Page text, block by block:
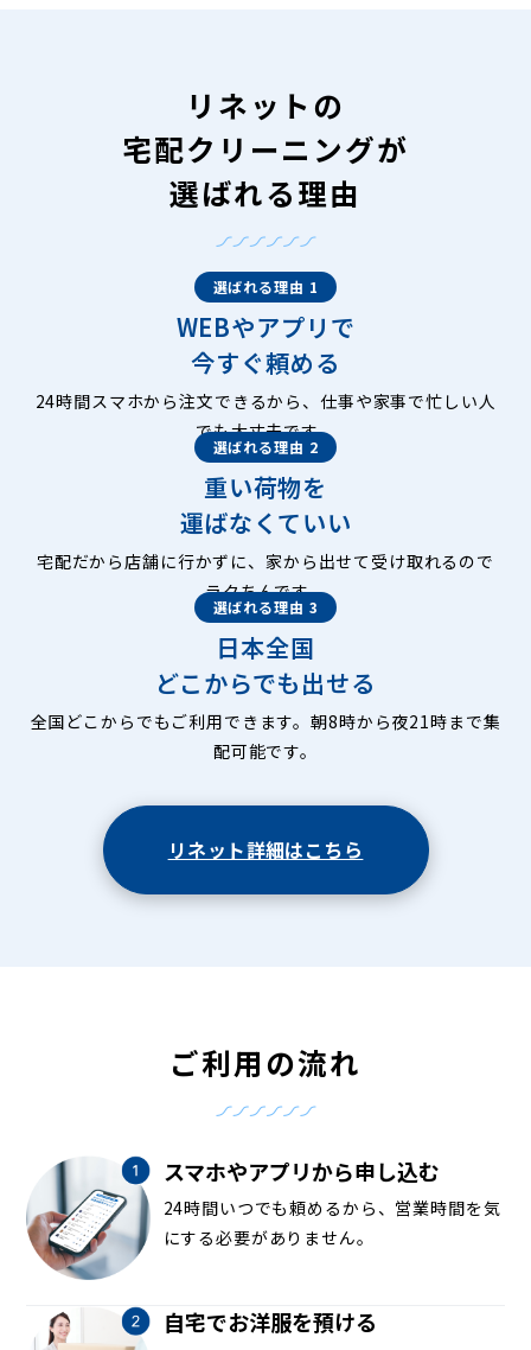
リネットの
宅配クリーニングが
選ばれる理由
選ばれる理由 1
WEBやアプリで
今すぐ頼める
24時間スマホから注文できるから、仕事や家事で忙しい人
でも大丈夫です。
選ばれる理由 2
重い荷物を
運ばなくていい
宅配だから店舗に行かずに、家から出せて受け取れるので
ラクちんです。
選ばれる理由 3
日本全国
どこからでも出せる
全国どこからでもご利用できます。朝8時から夜21時まで集
配可能です。
リネット詳細はこちら
ご利用の流れ
スマホやアプリから申し込む
24時間いつでも頼めるから、営業時間を気
にする必要がありません。
自宅でお洋服を預ける